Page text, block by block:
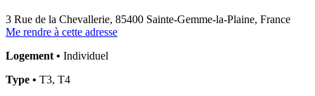
3 Rue de la Chevallerie, 85400 Sainte-Gemme-la-Plaine, France
Me rendre à cette adresse
Logement • Individuel
Type • T3, T4